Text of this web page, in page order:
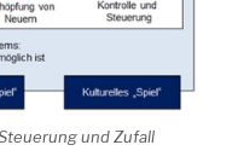
und Zufall